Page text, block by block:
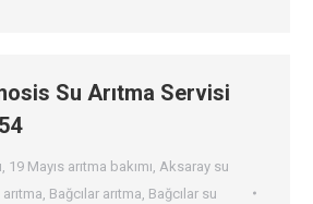
Su Arıtma Servisi
19 Mayıs arıtma bakımı Aksaray su
Bağcılar arıtma Bağcılar su